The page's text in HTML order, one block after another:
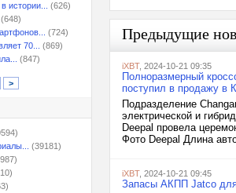
истории...
(626)
(648)
(724)
70...
(869)
(847)
>
(39181)
Предыдущие
iXBT, 2024-10-21 09:35
Полноразмерный
поступил в продажу в
Подразделение
электрической и
Deepal провела
Фото Deepal Длина
iXBT, 2024-10-21 09:45
Запасы АКПП Jatco для